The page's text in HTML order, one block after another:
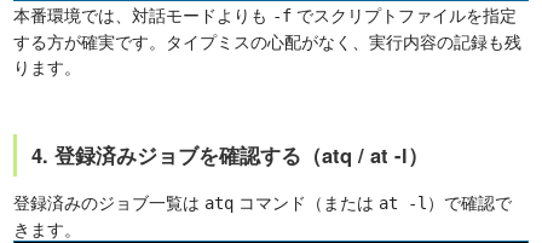
本番環境では、対話モードよりも -f でスクリプトファイルを指定
する方が確実です。タイプミスの心配がなく、実行内容の記録も残
ります。
4. 登録済みジョブを確認する（atq / at -l）
登録済みのジョブ一覧は atq コマンド（または at -l ）で確認で
きます。